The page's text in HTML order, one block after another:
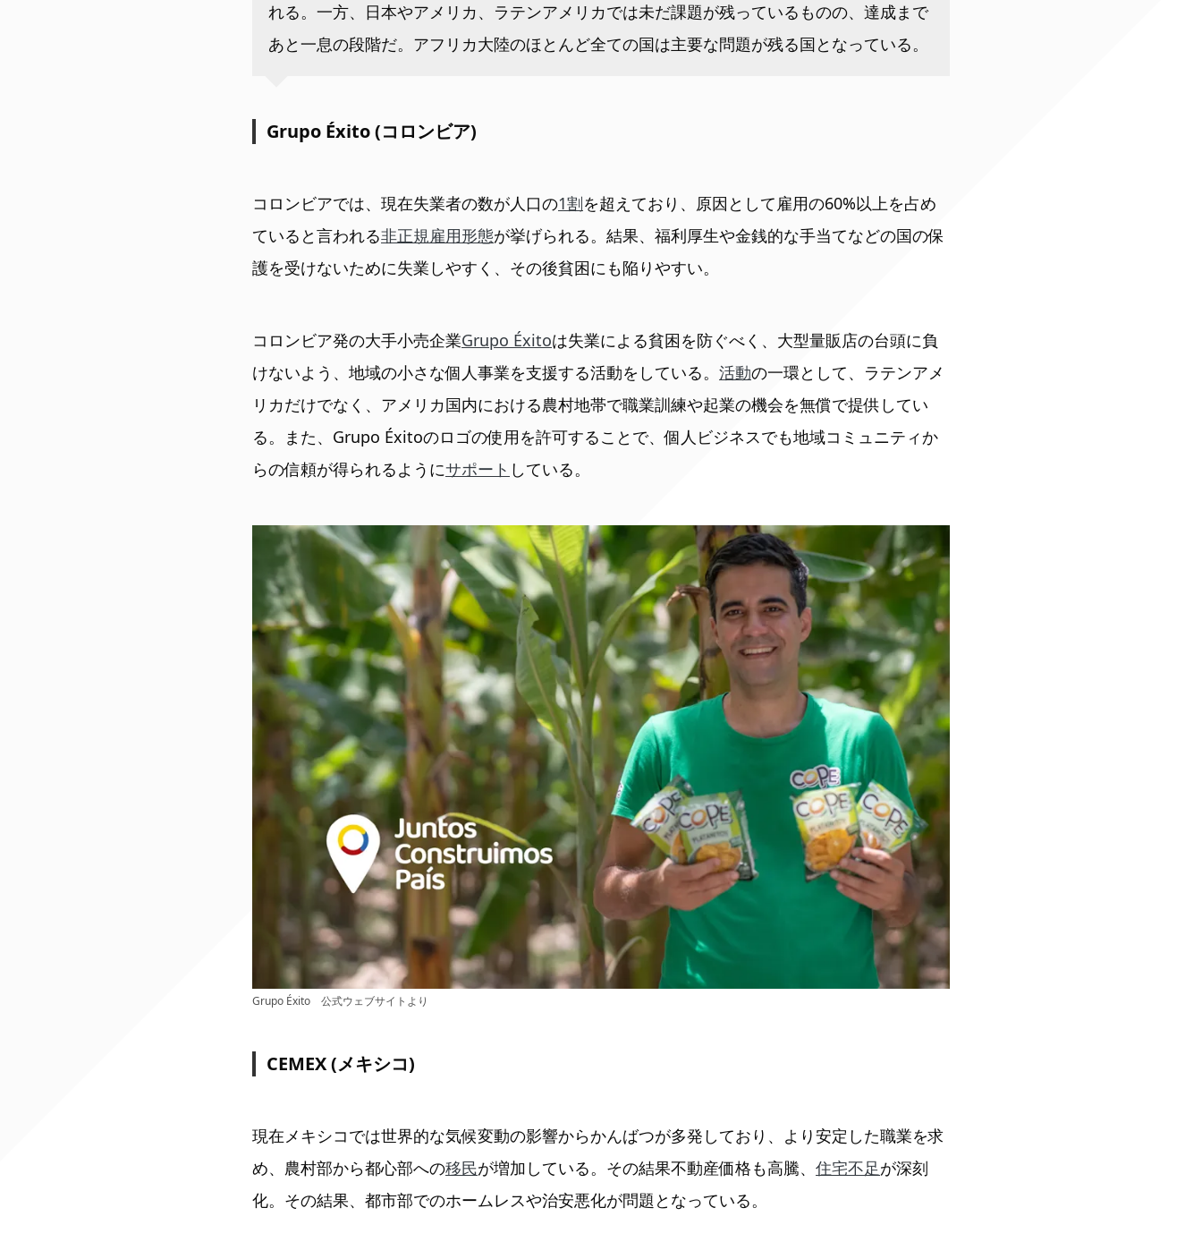
れる。一方、日本やアメリカ、ラテンアメリカでは未だ課題が残っているものの、達成まで
あと一息の段階だ。アフリカ大陸のほとんど全ての国は主要な問題が残る国となっている。
Grupo Éxito (コロンビア)
コロンビアでは、現在失業者の数が人口の1割を超えており、原因として雇用の60%以上を占め
ていると言われる非正規雇用形態が挙げられる。結果、福利厚生や金銭的な手当てなどの国の保
護を受けないために失業しやすく、その後貧困にも陥りやすい。
コロンビア発の大手小売企業Grupo Éxitoは失業による貧困を防ぐべく、大型量販店の台頭に負
けないよう、地域の小さな個人事業を支援する活動をしている。 活動の一環として、ラテンアメ
リカだけでなく、アメリカ国内における農村地帯で職業訓練や起業の機会を無償で提供してい
る。また、Grupo Éxitoのロゴの使用を許可することで、個人ビジネスでも地域コミュニティか
らの信頼が得られるようにサポート している。
Grupo Éxito 公式ウェブサイトより
CEMEX (メキシコ)
現在メキシコでは世界的な気候変動の影響からかんばつが多発しており、より安定した職業を求
め、農村部から都心部への移民が増加している。その結果不動産価格も高騰、 住宅不足が深刻
化。その結果、都市部でのホームレスや治安悪化が問題となっている。